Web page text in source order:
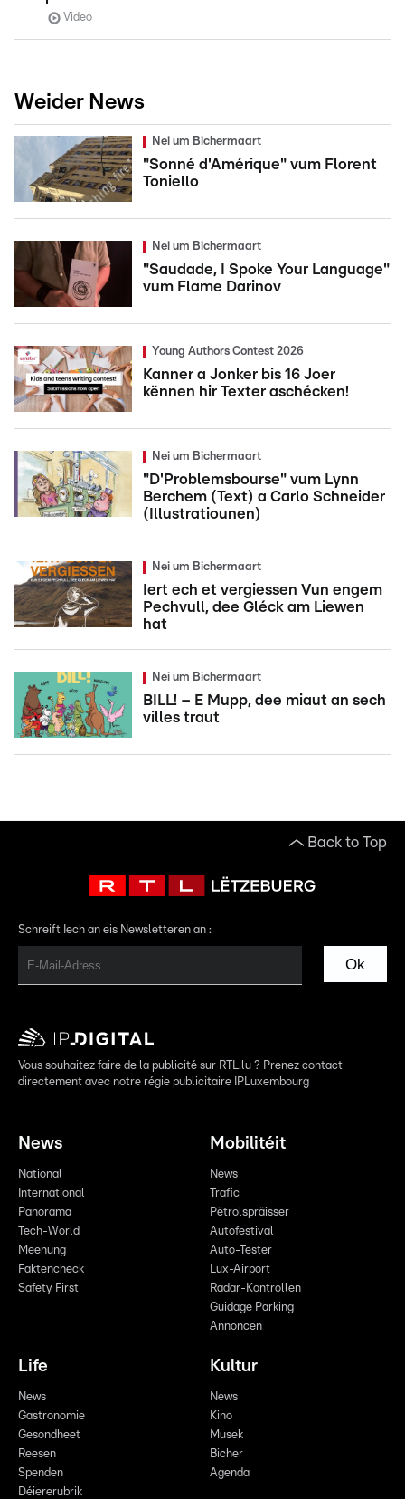
Video
Weider News
Nei um Bichermaart
"Sonné d'Amérique" vum Florent
Toniello
Nei um Bichermaart
"Saudade, I Spoke Your Language"
vum Flame Darinov
Young Authors Contest 2026
Kanner a Jonker bis 16 Joer
kënnen hir Texter aschécken!
Nei um Bichermaart
"D'Problemsbourse" vum Lynn
Berchem (Text) a Carlo Schneider
(Illustratiounen)
Nei um Bichermaart
Iert ech et vergiessen Vun engem
Pechvull, dee Gléck am Liewen
hat
Nei um Bichermaart
BILL! – E Mupp, dee miaut an sech
villes traut
Back to Top
Schreift Iech an eis Newsletteren an :
Ok
Vous souhaitez faire de la publicité sur RTL.lu ? Prenez contact
directement avec notre régie publicitaire IPLuxembourg
News
National
International
Panorama
Tech-World
Meenung
Faktencheck
Safety First
Mobilitéit
News
Trafic
Pëtrolspräisser
Autofestival
Auto-Tester
Lux-Airport
Radar-Kontrollen
Guidage Parking
Annoncen
Life
News
Gastronomie
Gesondheet
Reesen
Spenden
Déiererubrik
Kultur
News
Kino
Musek
Bicher
Agenda